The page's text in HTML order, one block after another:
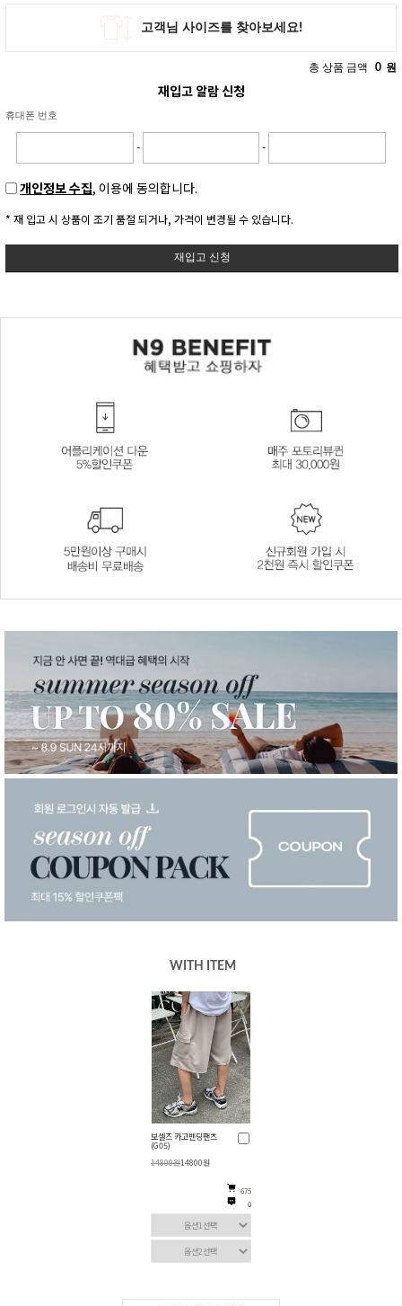
총 상품 금액 0 원
재입고 알람 신청
휴대폰 번호
- -
개인정보 수집, 이용에 동의합니다.
* 재 입고 시 상품이 조기 품절 되거나, 가격이 변경될 수 있습니다.
재입고 신청
WITH ITEM
보셀즈 카고밴딩팬츠
(G05)
14800원14800원
675
0